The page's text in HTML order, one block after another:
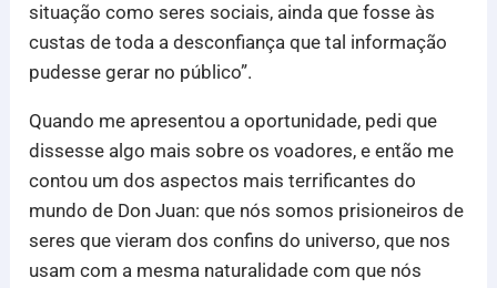
situação como seres sociais, ainda que fosse às
custas de toda a desconfiança que tal informação
pudesse gerar no público”.
Quando me apresentou a oportunidade, pedi que
dissesse algo mais sobre os voadores, e então me
contou um dos aspectos mais terrificantes do
mundo de Don Juan: que nós somos prisioneiros de
seres que vieram dos confins do universo, que nos
usam com a mesma naturalidade com que nós